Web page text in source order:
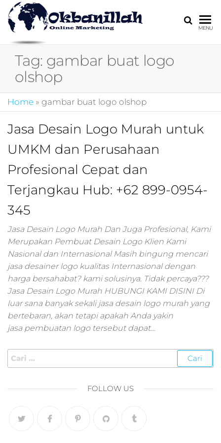
HARGA
MIRING
4.0,jasa digital
kotler,performance
digital
marketing,kotler
4.0,branding
media,promosi
smm,media
digital,jasa digital
marketing
terbaik,marketing
online offline,jasa
digital marketing
murah,marketing
digital
page marketing
digital,digital
umkm,digital
marketing
digital
MENU
Tag: gambar buat logo
olshop
Home » gambar buat logo olshop
Jasa Desain Logo Murah untuk
UMKM dan Perusahaan
Profesional Cepat dan
Terjangkau Hub: +62 899-0954-
345
Jasa Desain Logo Murah Dan Juga Profesional, Kami
Merupakan Pembuat Desain Logo Klien Kami
Nasional dan Internasional Masih bingung mencari
jasa desainer logo kualitas Internasional dengan
harga bersahabat? kami solusinya. Tidak percaya???
Jasa Desain Logo Murah HUBUNGI KAMI DISINI Di
luar sana banyak sekali jasa desain logo murah yang
bertebaran, akan tetapi apakah Anda yakin
jasa pembuatan logo tersebut dapat…
FOLLOW US